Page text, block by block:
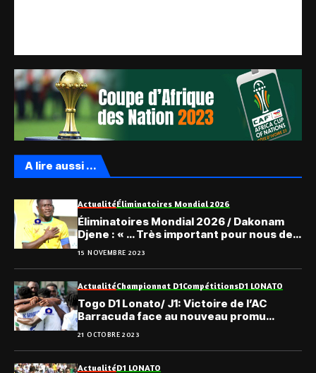
A lire aussi ...
ActualitéÉliminatoires Mondial 2026
Éliminatoires Mondial 2026 / Dakonam
Djene : « … Très important pour nous de
gagner! »
15 NOVEMBRE 2023
ActualitéChampionnat D1CompétitionsD1 LONATO
Togo D1 Lonato/ J1: Victoire de l’AC
Barracuda face au nouveau promu
Gbikinti
21 OCTOBRE 2023
ActualitéD1 LONATO